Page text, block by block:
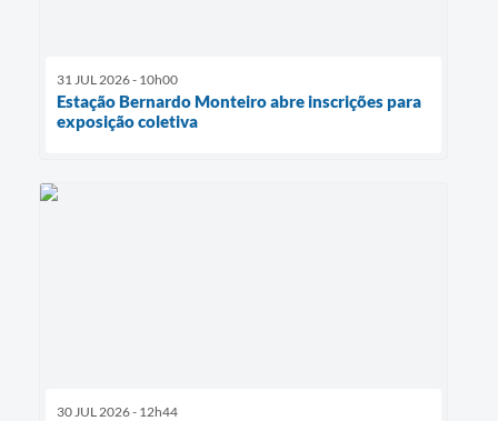
31 JUL 2026 - 10h00
Estação Bernardo Monteiro abre inscrições para
exposição coletiva
30 JUL 2026 - 12h44